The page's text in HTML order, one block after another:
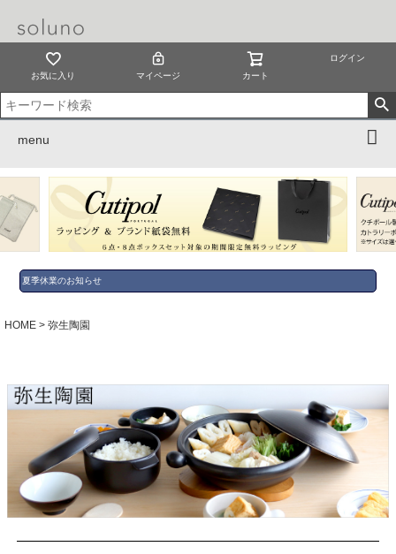
お気に入り マイページ カート
ログイン
menu
夏季休業のお知らせ
HOME 弥生陶園